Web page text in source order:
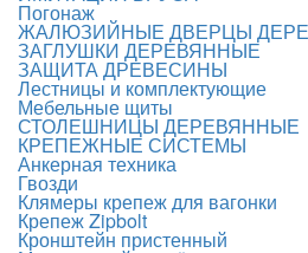
Погонаж
ЖАЛЮЗИЙНЫЕ ДВЕРЦЫ
ЗАГЛУШКИ ДЕРЕВЯННЫЕ
ЗАЩИТА ДРЕВЕСИНЫ
Лестницы и комплектующие
Мебельные щиты
СТОЛЕШНИЦЫ ДЕРЕВЯННЫЕ
КРЕПЕЖНЫЕ СИСТЕМЫ
Анкерная техника
Гвозди
Клямеры крепеж для вагонки
Крепеж Zipbolt
Кронштейн пристенный